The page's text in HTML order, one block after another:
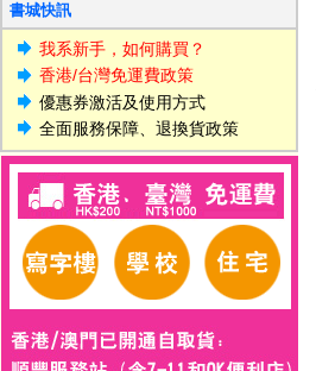
書城快訊
我系新手，如何購買？
香港/台灣免運費政策
優惠券激活及使用方式
全面服務保障、退換貨政策